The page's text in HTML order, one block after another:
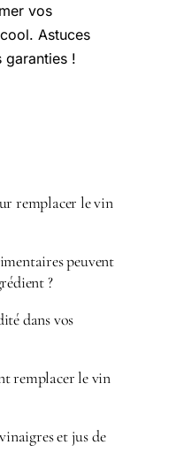
vos
Astuces
garanties !
remplacer le vin
peuvent
?
dans vos
remplacer le vin
et jus de